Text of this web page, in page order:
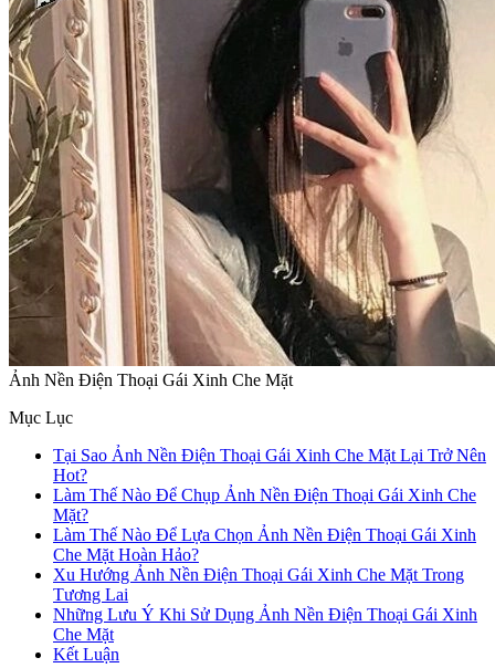
Ảnh Nền Điện Thoại Gái Xinh Che Mặt
Mục Lục
Tại Sao Ảnh Nền Điện Thoại Gái Xinh Che Mặt Lại Trở Nên
Hot?
Làm Thế Nào Để Chụp Ảnh Nền Điện Thoại Gái Xinh Che
Mặt?
Làm Thế Nào Để Lựa Chọn Ảnh Nền Điện Thoại Gái Xinh
Che Mặt Hoàn Hảo?
Xu Hướng Ảnh Nền Điện Thoại Gái Xinh Che Mặt Trong
Tương Lai
Những Lưu Ý Khi Sử Dụng Ảnh Nền Điện Thoại Gái Xinh
Che Mặt
Kết Luận